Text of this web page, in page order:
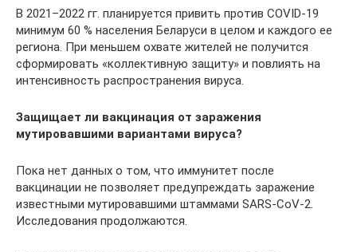
В 2021–2022 гг. планируется привить против COVID-19
минимум 60 % населения Беларуси в целом и каждого ее
региона. При меньшем охвате жителей не получится
сформировать «коллективную защиту» и повлиять на
интенсивность распространения вируса.
Защищает ли вакцинация от заражения
мутировавшими вариантами вируса?
Пока нет данных о том, что иммунитет после
вакцинации не позволяет предупреждать заражение
известными мутировавшими штаммами SARS-CoV-2.
Исследования продолжаются.